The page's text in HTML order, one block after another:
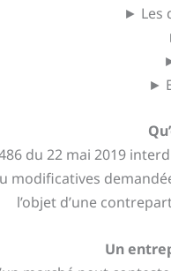
► Les
►
du 22 mai 2019
modificatives
l’objet d’une
Un